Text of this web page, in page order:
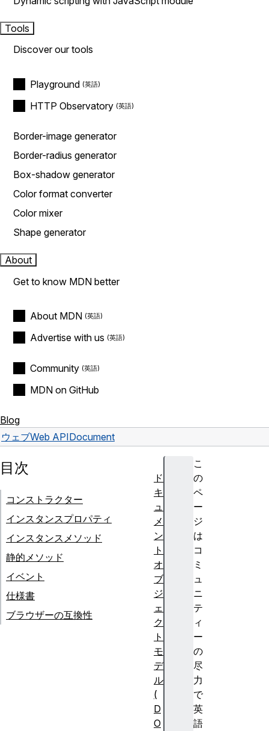
Tools
Discover our tools
Playground
HTTP Observatory
Border-image generator
Border-radius generator
Box-shadow generator
Color format converter
Color mixer
Shape generator
About
Get to know MDN better
About MDN
Advertise with us
Community
MDN on GitHub
Blog
ウェブWeb APIDocument
こ
の
ペ
ー
ジ
は
コ
ミ
ュ
ニ
テ
ィ
ー
の
尽
力
で
英
語
目次
コンストラクター
インスタンスプロパティ
インスタンスメソッド
静的メソッド
イベント
仕様書
ブラウザーの互換性
ド
キ
ュ
メ
ン
ト
オ
ブ
ジ
ェ
ク
ト
モ
デ
ル
(
D
O